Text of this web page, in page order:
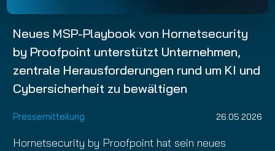
Neues MSP-Playbook von Hornetsecurity
by Proofpoint unterstützt Unternehmen,
zentrale Herausforderungen rund um KI und
Cybersicherheit zu bewältigen
Pressemitteilung 26.05.2026
Hornetsecurity by Proofpoint hat sein neues